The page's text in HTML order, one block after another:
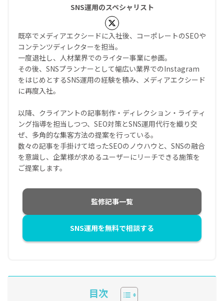
SNS運用のスペシャリスト
既卒でメディアエクシードに入社後、コーポレートのSEOや
コンテンツディレクターを担当。
一度退社し、人材業界でのライター事業に参画。
その後、SNSプランナーとして幅広い業界でのInstagram
をはじめとするSNS運用の経験を積み、メディアエクシード
に再度入社。
以降、クライアントの記事制作・ディレクション・ライティ
ング指導を担当しつつ、SEO対策とSNS運用代行を織り交
ぜ、多角的な集客方法の提案を行っている。
数々の記事を手掛けて培ったSEOのノウハウと、SNSの融合
を意識し、企業様が求めるユーザーにリーチできる施策を
ご提案します。
監修記事一覧
SNS運用を無料で相談する
目次